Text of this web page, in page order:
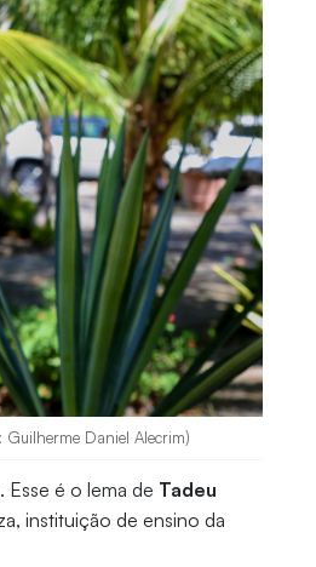
Guilherme Daniel Alecrim)
Esse é o lema de Tadeu
instituição de ensino da